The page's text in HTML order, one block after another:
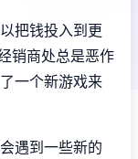
把钱投入到更
销商处总是恶作
一个新游戏来
遇到一些新的